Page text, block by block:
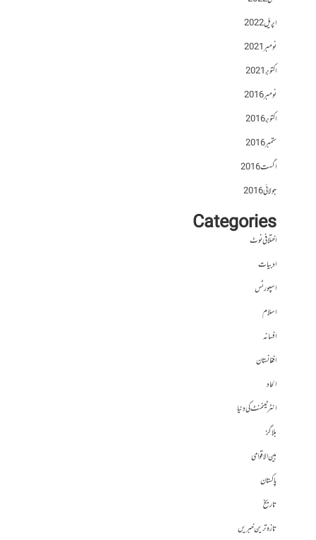
اپریل 2022
نومبر 2021
اکتوبر 2021
نومبر 2016
اکتوبر 2016
ستمبر 2016
اگست 2016
جولائی 2016
Categories
اختلافی نوٹ
ادبیات
اسپورٹس
اسلام
افسانہ
افغانستان
الحاد
انٹرٹینمنٹ کی دنیا
بلاگز
بین الاقوامی
پاکستان
تاریخ
تازہ ترین خبریں